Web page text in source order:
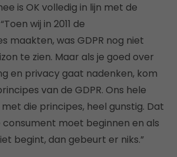
is OK volledig in lijn met de
wij in 2011 de
maakten, was GDPR nog niet
te zien. Maar als je goed over
en privacy gaat nadenken, kom
van de GDPR. Ons hele
die principes, heel gunstig. Dat
moet beginnen en als
begint, dan gebeurt er niks.”